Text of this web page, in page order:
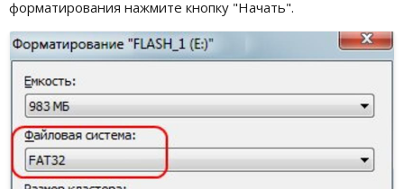
форматирования нажмите кнопку "Начать".